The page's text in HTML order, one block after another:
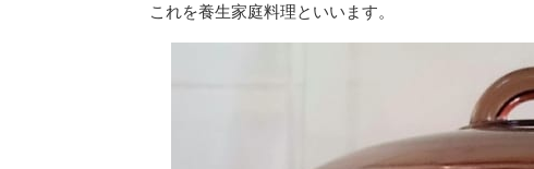
これを養生家庭料理といいます。